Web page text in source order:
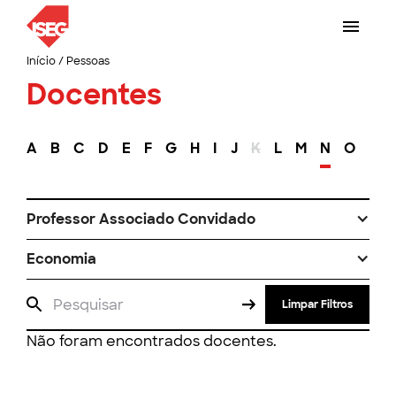
Início/ Pessoas
Docentes
A B C D E F G H I J K L M N O
Professor Associado Convidado
Economia
Limpar Filtros
Não foram encontrados docentes.